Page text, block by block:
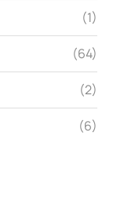
(1)
(64)
(2)
(6)